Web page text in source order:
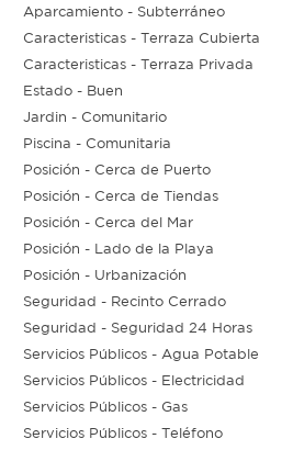
Aparcamiento - Subterráneo
Caracteristicas - Terraza Cubierta
Caracteristicas - Terraza Privada
Estado - Buen
Jardin - Comunitario
Piscina - Comunitaria
Posición - Cerca de Puerto
Posición - Cerca de Tiendas
Posición - Cerca del Mar
Posición - Lado de la Playa
Posición - Urbanización
Seguridad - Recinto Cerrado
Seguridad - Seguridad 24 Horas
Servicios Públicos - Agua Potable
Servicios Públicos - Electricidad
Servicios Públicos - Gas
Servicios Públicos - Teléfono